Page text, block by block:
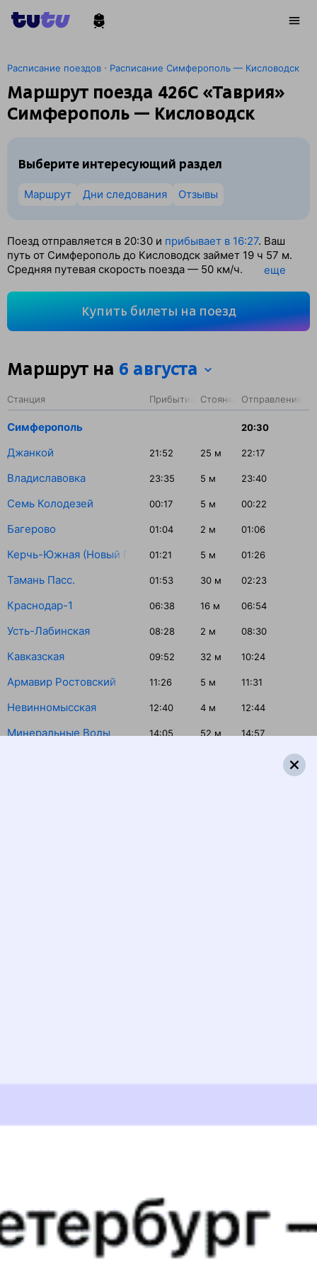
Расписание поездов · Расписание Симферополь — Кисловодск
Маршрут поезда 426С «Таврия»
Симферополь — Кисловодск
Выберите интересующий раздел
Маршрут Дни следования Отзывы
Поезд отправляется в 20:30 и прибывает в 16:27. Ваш
путь от Симферополь до Кисловодск займет 19 ч 57 м.
Средняя путевая скорость поезда — 50 км/ч.
Вы проедете 992 км. На этом маршруте будет 14
остановок. Самая продолжительная стоянка поезда
на станции Минеральные Воды — 52 минуты.
eще
Купить билеты на поезд
Маршрут на 6 августа
Станция Прибытие Стоянка Отправление
Симферополь 20:30
Джанкой 21:52 25 м 22:17
Владиславовка 23:35 5 м 23:40
Семь Колодезей 00:17 5 м 00:22
Багерово 01:04 2 м 01:06
Керчь-Южная (Новый Парк)01:21 5 м 01:26
Тамань Пасс. 01:53 30 м 02:23
Краснодар-1 06:38 16 м 06:54
Усть-Лабинская 08:28 2 м 08:30
Кавказская 09:52 32 м 10:24
Армавир Ростовский 11:26 5 м 11:31
Невинномысская 12:40 4 м 12:44
Минеральные Воды 14:05 52 м 14:57
Начиталась плохих отзывов, боялась ехать. Но поездка
прошла хорошо. Я всем осталась довольна. Спасибо. 5
вагон.
СВЕТЛАНА Д., дата поездки 10 октября 2025